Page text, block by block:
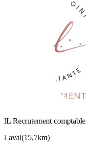
IL Recrutement comptable
Laval(15,7km)